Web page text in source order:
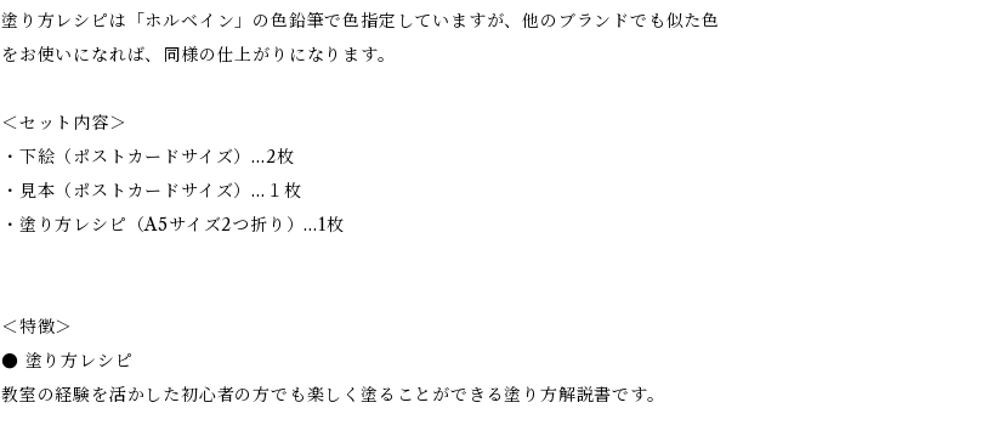
塗り方レシピは「ホルベイン」の色鉛筆で色指定していますが、他のブランドでも似た色
をお使いになれば、同様の仕上がりになります。
＜セット内容＞
・下絵（ポストカードサイズ）…2枚
・見本（ポストカードサイズ）…１枚
・塗り方レシピ（A5サイズ2つ折り）…1枚
＜特徴＞
● 塗り方レシピ
教室の経験を活かした初心者の方でも楽しく塗ることができる塗り方解説書です。